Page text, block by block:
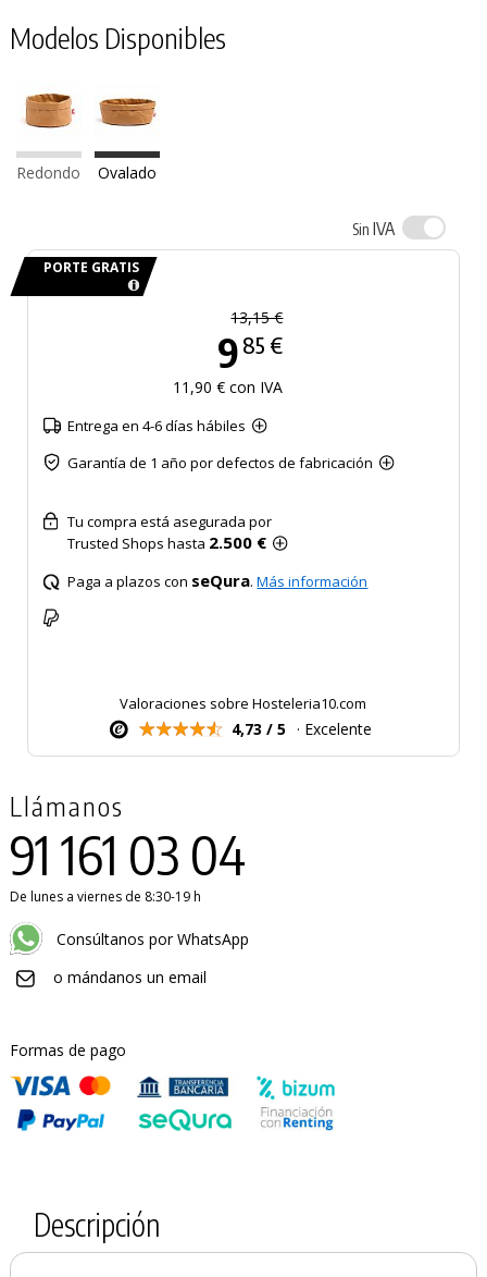
PRODUCTO AÑADIDO AL CARRITO
Modelos Disponibles
Redondo Ovalado
Sin IVA
PORTE GRATIS
13,15 €
9 85 €
11,90 € con IVA
Entrega en 4-6 días hábiles
Garantía de 1 año por defectos de fabricación
Tu compra está asegurada por
Trusted Shops hasta 2.500 €
Paga a plazos con seQura.Más información
Valoraciones sobre Hosteleria10.com
4,73 / 5 · Excelente
Llámanos
91 161 03 04
De lunes a viernes de 8:30-19 h
Consúltanos por WhatsApp
o mándanos un email
Formas de pago
Descripción